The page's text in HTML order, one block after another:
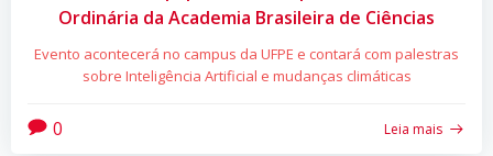
Ordinária da Academia Brasileira de Ciências
Evento acontecerá no campus da UFPE e contará com palestras
sobre Inteligência Artificial e mudanças climáticas
0 Leia mais